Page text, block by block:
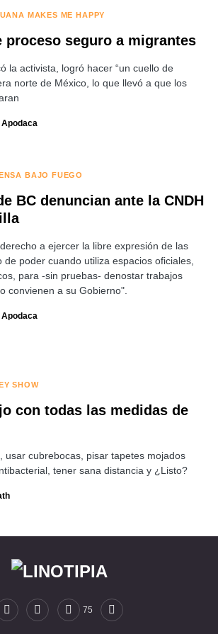
MAKES ME HAPPY
proceso seguro a migrantes
la activista, logró hacer “un cuello de
norte de México, lo que llevó a que los
BAJO FUEGO
BC denuncian ante la CNDH
a ejercer la libre expresión de las
de poder cuando utiliza espacios oficiales,
para -sin pruebas- denostar trabajos
convienen a su Gobierno".
SHOW
con todas las medidas de
usar cubrebocas, pisar tapetes mojados
tener sana distancia y ¿Listo?
75